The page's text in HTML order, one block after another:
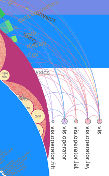
空间分析问题，如邻接、